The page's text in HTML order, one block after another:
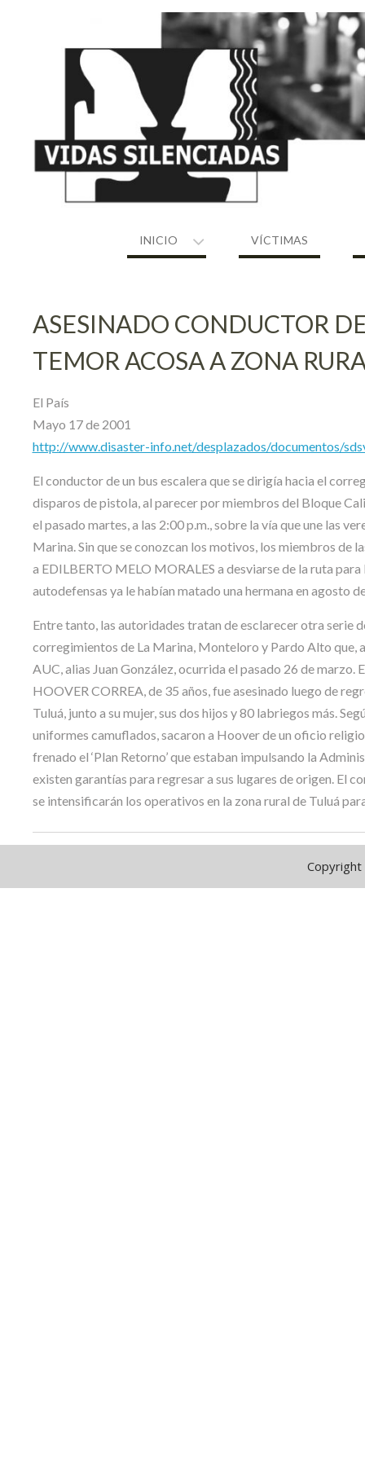
INICIO VÍCTIMAS
ASESINADO CONDUCTOR
TEMOR ACOSA A ZONA
El País
Mayo 17 de 2001
http://www.disaster-info.net/desplazados/documentos/
El conductor de un bus escalera que se dirigía hacia el
disparos de pistola, al parecer por miembros del Bloque
el pasado martes, a las 2:00 p.m., sobre la vía que une las
Marina. Sin que se conozcan los motivos, los miembros
a EDILBERTO MELO MORALES a desviarse de la ruta
autodefensas ya le habían matado una hermana en agosto
Entre tanto, las autoridades tratan de esclarecer otra serie
corregimientos de La Marina, Monteloro y Pardo Alto que,
AUC, alias Juan González, ocurrida el pasado 26 de
HOOVER CORREA, de 35 años, fue asesinado luego de
Tuluá, junto a su mujer, sus dos hijos y 80 labriegos más.
uniformes camuflados, sacaron a Hoover de un oficio
frenado el ‘Plan Retorno’ que estaban impulsando la
existen garantías para regresar a sus lugares de origen. El
se intensificarán los operativos en la zona rural de Tuluá
Copyright